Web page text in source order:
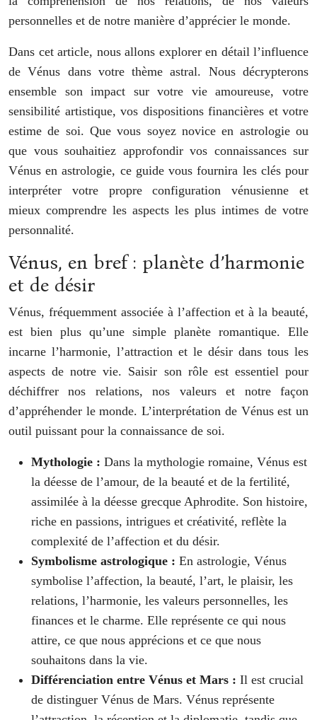
personnelles et de notre manière d’apprécier le monde.
Dans cet article, nous allons explorer en détail l’influence
de Vénus dans votre thème astral. Nous décrypterons
ensemble son impact sur votre vie amoureuse, votre
sensibilité artistique, vos dispositions financières et votre
estime de soi. Que vous soyez novice en astrologie ou
que vous souhaitiez approfondir vos connaissances sur
Vénus en astrologie, ce guide vous fournira les clés pour
interpréter votre propre configuration vénusienne et
mieux comprendre les aspects les plus intimes de votre
personnalité.
Vénus, en bref : planète d’harmonie
et de désir
Vénus, fréquemment associée à l’affection et à la beauté,
est bien plus qu’une simple planète romantique. Elle
incarne l’harmonie, l’attraction et le désir dans tous les
aspects de notre vie. Saisir son rôle est essentiel pour
déchiffrer nos relations, nos valeurs et notre façon
d’appréhender le monde. L’interprétation de Vénus est un
outil puissant pour la connaissance de soi.
Mythologie : Dans la mythologie romaine, Vénus est
la déesse de l’amour, de la beauté et de la fertilité,
assimilée à la déesse grecque Aphrodite. Son histoire,
riche en passions, intrigues et créativité, reflète la
complexité de l’affection et du désir.
Symbolisme astrologique : En astrologie, Vénus
symbolise l’affection, la beauté, l’art, le plaisir, les
relations, l’harmonie, les valeurs personnelles, les
finances et le charme. Elle représente ce qui nous
attire, ce que nous apprécions et ce que nous
souhaitons dans la vie.
Différenciation entre Vénus et Mars : Il est crucial
de distinguer Vénus de Mars. Vénus représente